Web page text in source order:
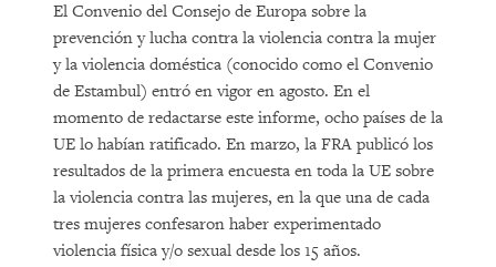
El Convenio del Consejo de Europa sobre la
prevención y lucha contra la violencia contra la mujer
y la violencia doméstica (conocido como el Convenio
de Estambul) entró en vigor en agosto. En el
momento de redactarse este informe, ocho países de la
UE lo habían ratificado. En marzo, la FRA publicó los
resultados de la primera encuesta en toda la UE sobre
la violencia contra las mujeres, en la que una de cada
tres mujeres confesaron haber experimentado
violencia física y/o sexual desde los 15 años.